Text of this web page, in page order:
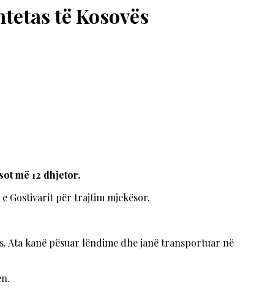
të Kosovës
më 12 dhjetor.
e Gostivarit për trajtim mjekësor.
Ata kanë pësuar lëndime dhe janë transportuar në